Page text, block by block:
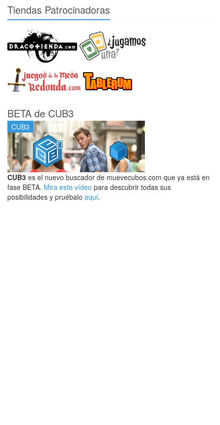
Tiendas Patrocinadoras
BETA de CUB3
CUB3
CUB3 es el nuevo buscador de muevecubos.com que ya está en
fase BETA. Mira este vídeo para descubrir todas sus
posibilidades y pruébalo aquí.